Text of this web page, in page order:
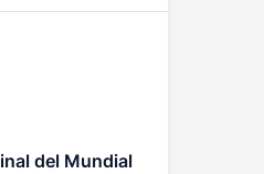
del Mundial